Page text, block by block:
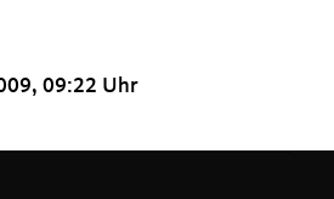
09:22 Uhr